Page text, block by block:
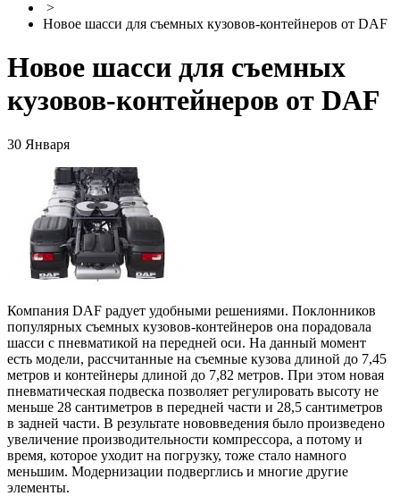
>
Новое шасси для съемных кузовов-контейнеров от DAF
Новое шасси для съемных
кузовов-контейнеров от DAF
30 Января
Компания DAF радует удобными решениями. Поклонников
популярных съемных кузовов-контейнеров она порадовала
шасси с пневматикой на передней оси. На данный момент
есть модели, рассчитанные на съемные кузова длиной до 7,45
метров и контейнеры длиной до 7,82 метров. При этом новая
пневматическая подвеска позволяет регулировать высоту не
меньше 28 сантиметров в передней части и 28,5 сантиметров
в задней части. В результате нововведения было произведено
увеличение производительности компрессора, а потому и
время, которое уходит на погрузку, тоже стало намного
меньшим. Модернизации подверглись и многие другие
элементы.